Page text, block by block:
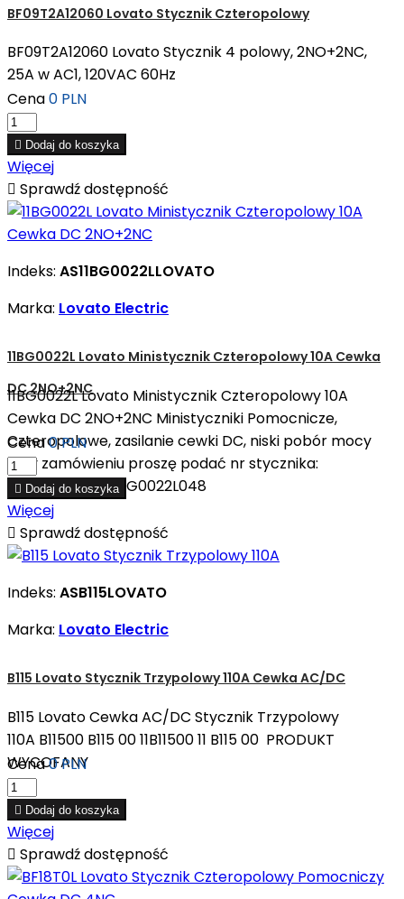
BF09T2A12060 Lovato Stycznik Czteropolowy
BF09T2A12060 Lovato Stycznik 4 polowy, 2NO+2NC,
25A w AC1, 120VAC 60Hz
Cena0 PLN
 Dodaj do koszyka
Więcej
 Sprawdź dostępność
Indeks: AS11BG0022LLOVATO
Marka: Lovato Electric
11BG0022L Lovato Ministycznik Czteropolowy 10A Cewka
DC 2NO+2NC
11BG0022L Lovato Ministycznik Czteropolowy 10A
Cewka DC 2NO+2NC Ministyczniki Pomocnicze,
Czteropolowe, zasilanie cewki DC, niski pobór mocy
Przy zamówieniu proszę podać nr stycznika:
11BG0022L024 11BG0022L048
Cena0 PLN
 Dodaj do koszyka
Więcej
 Sprawdź dostępność
Indeks: ASB115LOVATO
Marka: Lovato Electric
B115 Lovato Stycznik Trzypolowy 110A Cewka AC/DC
B115 Lovato Cewka AC/DC Stycznik Trzypolowy
110A B11500 B115 00 11B11500 11 B115 00 PRODUKT
WYCOFANY
Cena0 PLN
 Dodaj do koszyka
Więcej
 Sprawdź dostępność